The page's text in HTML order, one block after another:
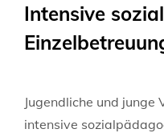
Intensive
Jugendliche und junge
intensive